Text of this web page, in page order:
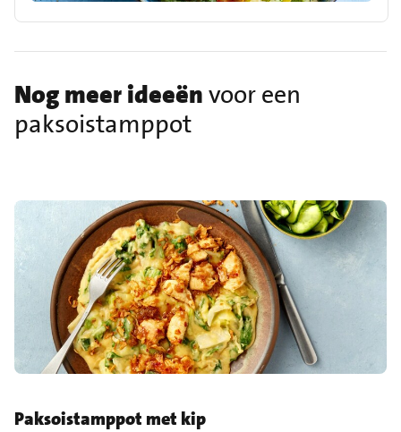
Nog meer ideeënvoor een
paksoistamppot
Paksoistamppot met kip